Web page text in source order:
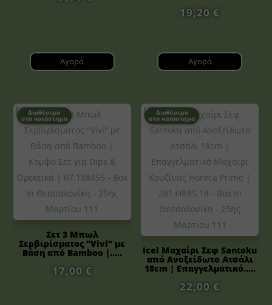
Αγορά
19,20€
Αγορά
Διαθέσιμο
στο κατάστημα
Σετ 3 Μπωλ
Σερβιρίσματος “Vivi” με
Βάση από Bamboo |.....
17,00 €
Διαθέσιμο
στο κατάστημα
Icel Μαχαίρι Σεφ Santoku
από Ανοξείδωτο Ατσάλι
18cm | Επαγγελματικό.....
22,00€